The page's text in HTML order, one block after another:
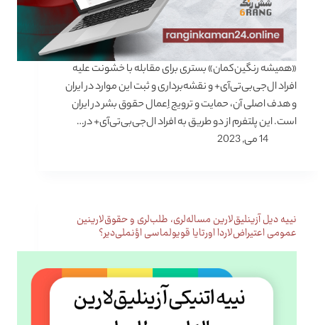
«همیشه رنگین‌کمان» بستری برای مقابله با خشونت علیه
افراد ال‌جی‌بی‌تی‌آی+ و نقشه‌برداری و ثبت این موارد در ایران
و هدف اصلی آن، حمایت و ترویج اِعمال حقوق بشر در ایران
است. این پلتفرم از دو طریق به افراد ال‌جی‌بی‌تی‌آی+ در…
14 می, 2023
نییه دیل آزینلیق‌لارین مساله‌لری، طلب‌لری‌ و حقوق‌لارینین
عمومی اعتیراض‌لاردا اورتایا قویولماسی اؤنملی‌دیر؟